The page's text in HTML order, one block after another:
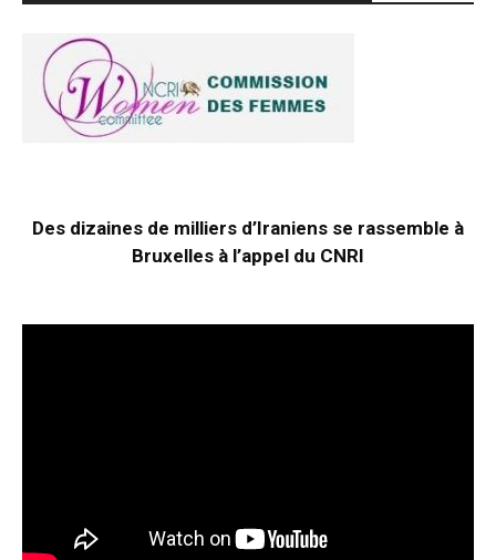
Des dizaines de milliers d’Iraniens se rassemble à
Bruxelles à l’appel du CNRI